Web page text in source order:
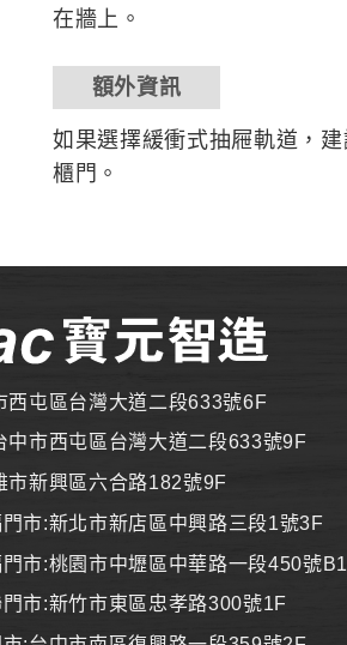
在牆上。
額外資訊
如果選擇緩衝式抽屜軌道，
櫃門。
西屯區台灣大道二段633號6F
中市西屯區台灣大道二段633號9F
市新興區六合路182號9F
市:新北市新店區中興路三段1號3F
市:桃園市中壢區中華路一段450號B1
市:新竹市東區忠孝路300號1F